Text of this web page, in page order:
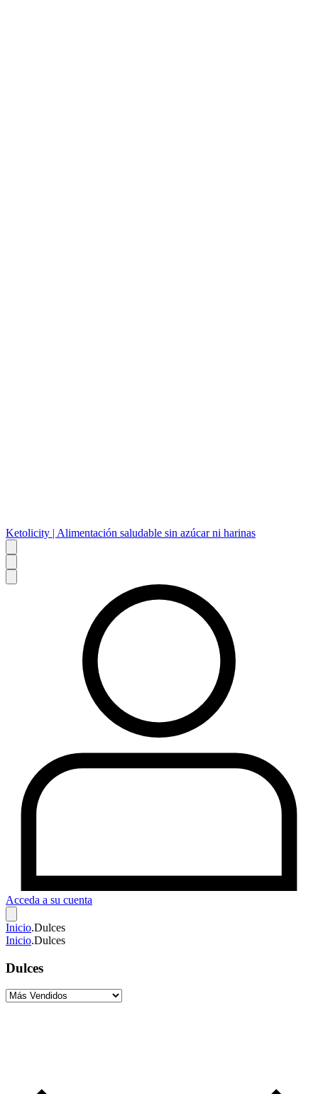
Ketolicity | Alimentación saludable sin azúcar ni harinas
Acceda a su cuenta
Inicio.Dulces
Inicio.Dulces
Dulces